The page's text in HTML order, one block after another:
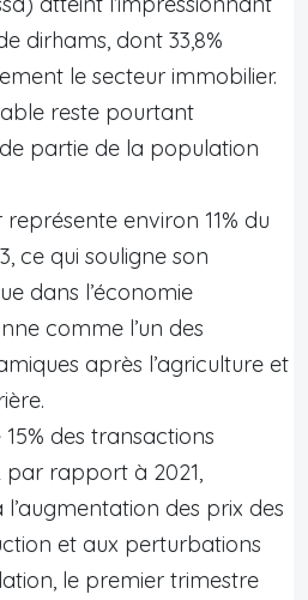
dirhams, dont 33,8%
le secteur immobilier.
reste pourtant
partie de la population
environ 11% du
ce qui souligne son
dans l’économie
comme l’un des
après l’agriculture et
des transactions
par rapport à 2021,
des prix des
et aux perturbations
le premier trimestre